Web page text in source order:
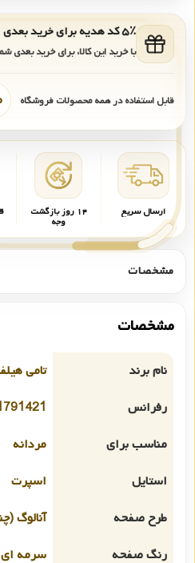
۵٪ کد هدیه برای خرید بعدی
با خرید این کالا، برای خرید بعدی
قابل استفاده در همه محصولات فروشگاه
ارسال سریع ۱۴ روز بازگشت
وجه
مشخصات
مشخصات
نام برند
تامی
رفرانس
مناسب برای
مردانه
استایل
اسپرت
طرح صفحه
آنالوگ
رنگ صفحه
سرمه ای